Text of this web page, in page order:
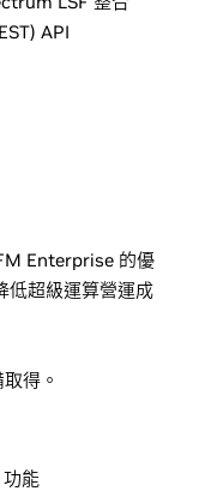
API
Enterprise 的優
低超級運算營運成
得。
能